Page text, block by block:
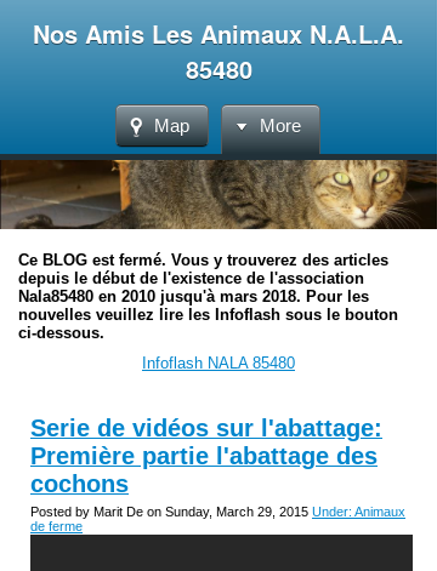
Nos Amis Les Animaux N.A.L.A.
85480
Map More
Ce BLOG est fermé. Vous y trouverez des articles
depuis le début de l'existence de l'association
Nala85480 en 2010 jusqu'à mars 2018. Pour les
nouvelles veuillez lire les Infoflash sous le bouton
ci-dessous.
Infoflash NALA 85480
Serie de vidéos sur l'abattage:
Première partie l'abattage des
cochons
Posted by Marit De on Sunday, March 29, 2015 Under: Animaux
de ferme